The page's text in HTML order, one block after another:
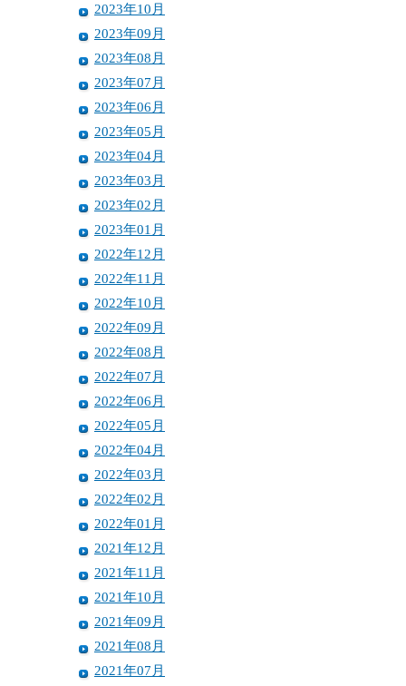
2023年10月
2023年09月
2023年08月
2023年07月
2023年06月
2023年05月
2023年04月
2023年03月
2023年02月
2023年01月
2022年12月
2022年11月
2022年10月
2022年09月
2022年08月
2022年07月
2022年06月
2022年05月
2022年04月
2022年03月
2022年02月
2022年01月
2021年12月
2021年11月
2021年10月
2021年09月
2021年08月
2021年07月